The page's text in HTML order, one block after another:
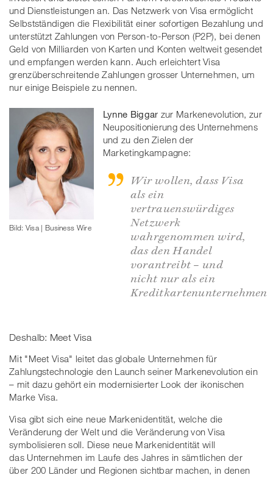
und Dienstleistungen an. Das Netzwerk von Visa ermöglicht
Selbstständigen die Flexibilität einer sofortigen Bezahlung und
unterstützt Zahlungen von Person-to-Person (P2P), bei denen
Geld von Milliarden von Karten und Konten weltweit gesendet
und empfangen werden kann. Auch erleichtert Visa
grenzüberschreitende Zahlungen grosser Unternehmen, um
nur einige Beispiele zu nennen.
Bild: Visa | Business Wire
Lynne Biggar zur Markenevolution, zur
Neupositionierung des Unternehmens
und zu den Zielen der
Marketingkampagne:
Wir wollen, dass Visa
als ein
vertrauenswürdiges
Netzwerk
wahrgenommen wird,
das den Handel
vorantreibt – und
nicht nur als ein
Kreditkartenunternehmen
Deshalb: Meet Visa
Mit "Meet Visa" leitet das globale Unternehmen für
Zahlungstechnologie den Launch seiner Markenevolution ein
– mit dazu gehört ein modernisierter Look der ikonischen
Marke Visa.
Visa gibt sich eine neue Markenidentität, welche die
Veränderung der Welt und die Veränderung von Visa
symbolisieren soll. Diese neue Markenidentität will
das Unternehmen im Laufe des Jahres in sämtlichen der
über 200 Länder und Regionen sichtbar machen, in denen